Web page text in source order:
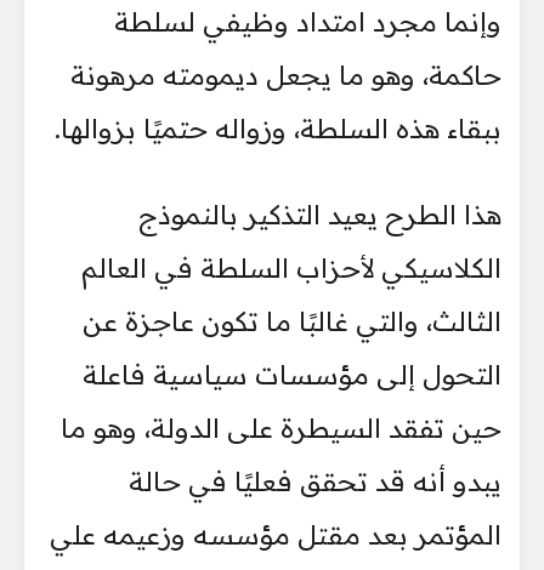
وإنما مجرد امتداد وظيفي لسلطة
حاكمة، وهو ما يجعل ديمومته مرهونة
ببقاء هذه السلطة، وزواله حتميًا بزوالها.
هذا الطرح يعيد التذكير بالنموذج
الكلاسيكي لأحزاب السلطة في العالم
الثالث، والتي غالبًا ما تكون عاجزة عن
التحول إلى مؤسسات سياسية فاعلة
حين تفقد السيطرة على الدولة، وهو ما
يبدو أنه قد تحقق فعليًا في حالة
المؤتمر بعد مقتل مؤسسه وزعيمه علي